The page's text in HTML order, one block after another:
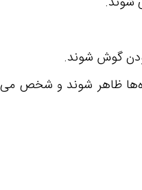
گوش شوند.
ظاهر شوند و شخص